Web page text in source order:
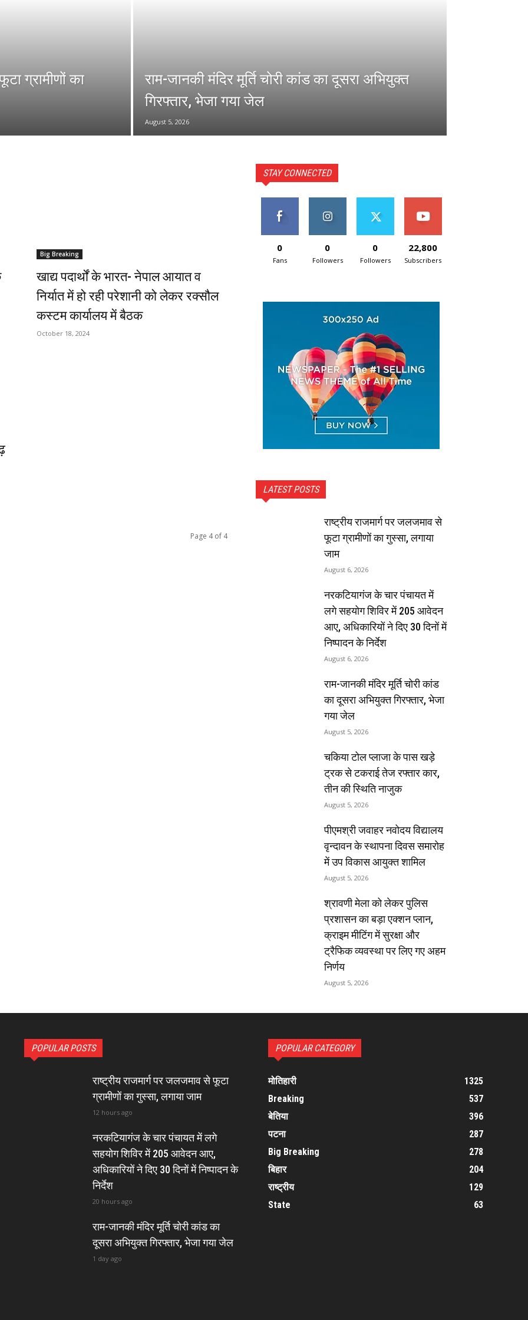
ग्रामीणों का
राम-जानकी मंदिर मूर्ति चोरी कांड का दूसरा अभियुक्त
गिरफ्तार, भेजा गया जेल
August 5, 2026
Big Breaking
खाद्य पदार्थों के भारत- नेपाल आयात व
निर्यात में हो रही परेशानी को लेकर रक्सौल
कस्टम कार्यालय में बैठक
October 18, 2024
Page 4 of 4
STAY CONNECTED
0
Fans
0
Followers
0
Followers
22,800
Subscribers
LATEST POSTS
राष्ट्रीय राजमार्ग पर जलजमाव से
फूटा ग्रामीणों का गुस्सा, लगाया
जाम
August 6, 2026
नरकटियागंज के चार पंचायत में
लगे सहयोग शिविर में 205 आवेदन
आए, अधिकारियों ने दिए 30 दिनों में
निष्पादन के निर्देश
August 6, 2026
राम-जानकी मंदिर मूर्ति चोरी कांड
का दूसरा अभियुक्त गिरफ्तार, भेजा
गया जेल
August 5, 2026
चकिया टोल प्लाजा के पास खड़े
ट्रक से टकराई तेज रफ्तार कार,
तीन की स्थिति नाजुक
August 5, 2026
पीएमश्री जवाहर नवोदय विद्यालय
वृन्दावन के स्थापना दिवस समारोह
में उप विकास आयुक्त शामिल
August 5, 2026
श्रावणी मेला को लेकर पुलिस
प्रशासन का बड़ा एक्शन प्लान,
क्राइम मीटिंग में सुरक्षा और
ट्रैफिक व्यवस्था पर लिए गए अहम
निर्णय
August 5, 2026
POPULAR POSTS
राष्ट्रीय राजमार्ग पर जलजमाव से फूटा
ग्रामीणों का गुस्सा, लगाया जाम
12 hours ago
नरकटियागंज के चार पंचायत में लगे
सहयोग शिविर में 205 आवेदन आए,
अधिकारियों ने दिए 30 दिनों में निष्पादन के
निर्देश
20 hours ago
राम-जानकी मंदिर मूर्ति चोरी कांड का
दूसरा अभियुक्त गिरफ्तार, भेजा गया जेल
1 day ago
POPULAR CATEGORY
मोतिहारी
1325
Breaking
537
बेतिया
396
पटना
287
Big Breaking
278
बिहार
204
राष्ट्रीय
129
State
63